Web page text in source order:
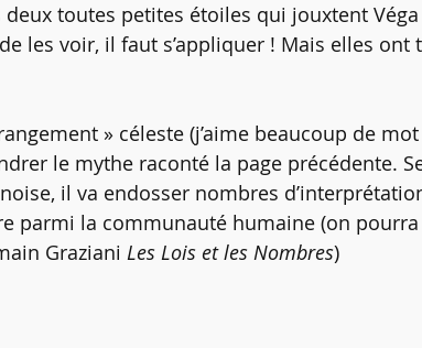
deux toutes petites étoiles qui jouxtent
les voir, il faut s’appliquer ! Mais elles
» céleste (j’aime beaucoup de
le mythe raconté la page précédente.
il va endosser nombres
parmi la communauté humaine (on pourra
Graziani Les Lois et les Nombres)